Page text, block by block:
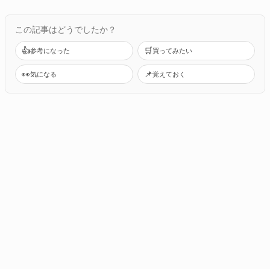
この記事はどうでしたか？
👍参考になった 🛒買ってみたい
👀気になる 📌覚えておく